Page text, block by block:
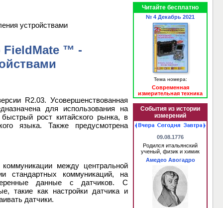
устройствами
FieldMate ™ -
R2.03. Усовершенствованная
для использования на
рост китайского рынка, в
языка. Также предусмотрена
между центральной
стандартных коммуникаций, на
данные с датчиков. С
такие как настройки датчика и
датчики.
Читайте бесплатно
№ 4 Декабрь 2021
Тема номера:
Современная
измерительная техника
События из истории
измерений
09.08.1776
Родился итальянский
ученый, физик и химик
Амедео Авогадро